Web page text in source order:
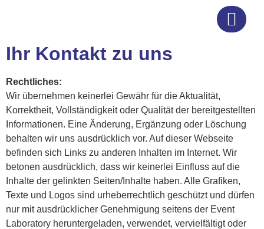
Ihr Kontakt zu uns
Rechtliches:
Wir übernehmen keinerlei Gewähr für die Aktualität,
Korrektheit, Vollständigkeit oder Qualität der bereitgestellten
Informationen. Eine Änderung, Ergänzung oder Löschung
behalten wir uns ausdrücklich vor. Auf dieser Webseite
befinden sich Links zu anderen Inhalten im Internet. Wir
betonen ausdrücklich, dass wir keinerlei Einfluss auf die
Inhalte der gelinkten Seiten/Inhalte haben. Alle Grafiken,
Texte und Logos sind urheberrechtlich geschützt und dürfen
nur mit ausdrücklicher Genehmigung seitens der Event
Laboratory heruntergeladen, verwendet, vervielfältigt oder